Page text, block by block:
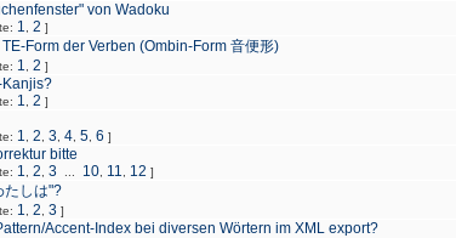
von Wadoku
1 2 ]
Form der Verben (Ombin-Form 音便形)
1 2 ]
1 2 ]
1 2 3 4 5 6 ]
bitte
1 2 3 10 11 12 ]
たしは"?
1 2 3 ]
Accent-Index bei diversen Wörtern im XML export?